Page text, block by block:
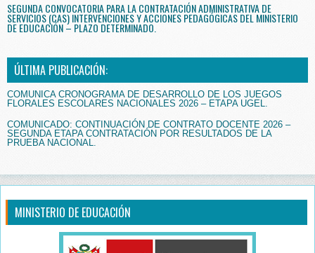
SEGUNDA CONVOCATORIA PARA LA CONTRATACIÓN ADMINISTRATIVA DE
SERVICIOS (CAS) INTERVENCIONES Y ACCIONES PEDAGÓGICAS DEL MINISTERIO
DE EDUCACIÓN – PLAZO DETERMINADO.
ÚLTIMA PUBLICACIÓN:
COMUNICA CRONOGRAMA DE DESARROLLO DE LOS JUEGOS
FLORALES ESCOLARES NACIONALES 2026 – ETAPA UGEL.
COMUNICADO: CONTINUACIÓN DE CONTRATO DOCENTE 2026 –
SEGUNDA ETAPA CONTRATACIÓN POR RESULTADOS DE LA
PRUEBA NACIONAL.
MINISTERIO DE EDUCACIÓN